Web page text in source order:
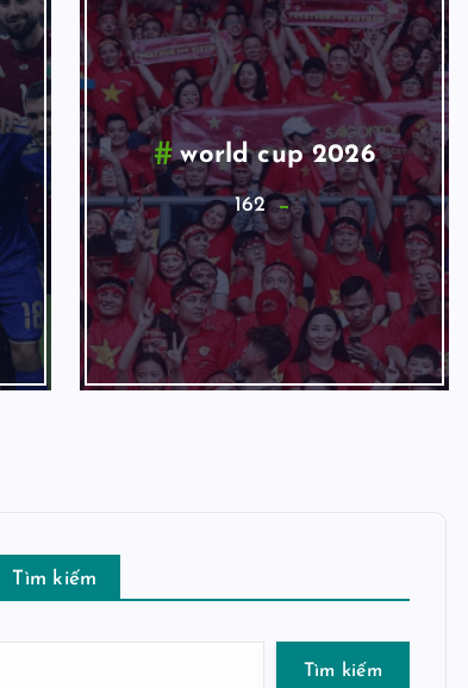
world cup 2026
162
Tìm kiếm
Tìm kiếm